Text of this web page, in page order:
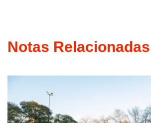
Notas Relacionadas